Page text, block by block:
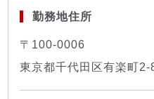
勤務地住所
〒100-0006
東京都千代田区有楽町